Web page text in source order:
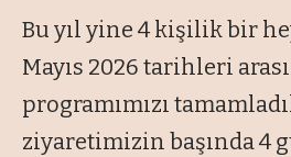
Bu yıl yine 4 kişilik bir
Mayıs 2026 tarihleri
programımızı
ziyaretimizin başında 4